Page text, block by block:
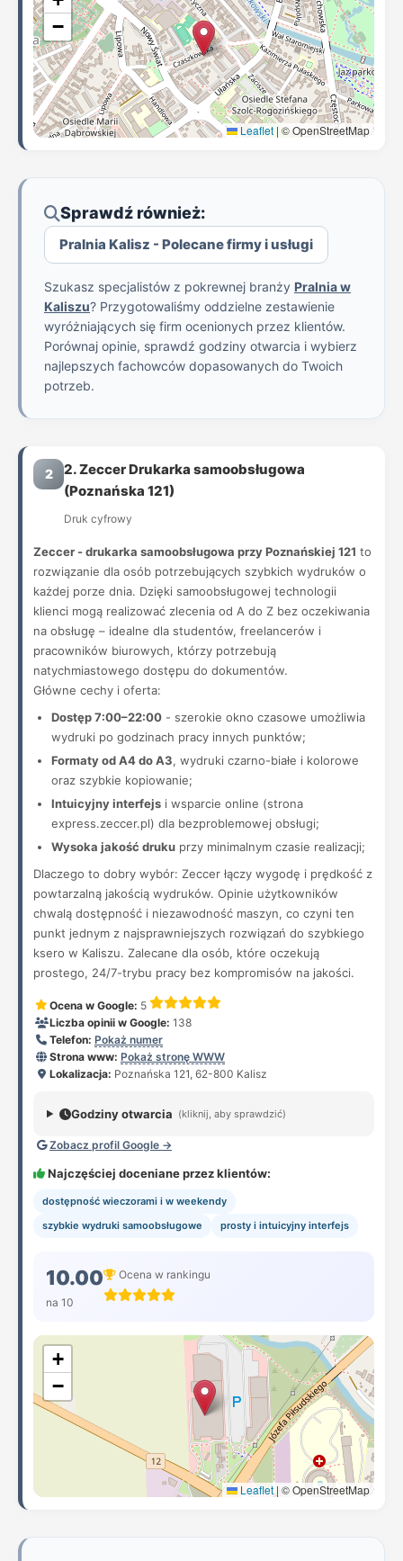
−
Leaflet | © OpenStreetMap
Sprawdź również:
Pralnia Kalisz - Polecane firmy i usługi
Szukasz specjalistów z pokrewnej branży Pralnia w
Kaliszu? Przygotowaliśmy oddzielne zestawienie
wyróżniających się firm ocenionych przez klientów.
Porównaj opinie, sprawdź godziny otwarcia i wybierz
najlepszych fachowców dopasowanych do Twoich
potrzeb.
2
2. Zeccer Drukarka samoobsługowa
(Poznańska 121)
Druk cyfrowy
Zeccer - drukarka samoobsługowa przy Poznańskiej 121 to
rozwiązanie dla osób potrzebujących szybkich wydruków o
każdej porze dnia. Dzięki samoobsługowej technologii
klienci mogą realizować zlecenia od A do Z bez oczekiwania
na obsługę – idealne dla studentów, freelancerów i
pracowników biurowych, którzy potrzebują
natychmiastowego dostępu do dokumentów.
Główne cechy i oferta:
Dostęp 7:00–22:00 - szerokie okno czasowe umożliwia
wydruki po godzinach pracy innych punktów;
Formaty od A4 do A3, wydruki czarno-białe i kolorowe
oraz szybkie kopiowanie;
Intuicyjny interfejs i wsparcie online (strona
express.zeccer.pl) dla bezproblemowej obsługi;
Wysoka jakość druku przy minimalnym czasie realizacji;
Dlaczego to dobry wybór: Zeccer łączy wygodę i prędkość z
powtarzalną jakością wydruków. Opinie użytkowników
chwalą dostępność i niezawodność maszyn, co czyni ten
punkt jednym z najsprawniejszych rozwiązań do szybkiego
ksero w Kaliszu. Zalecane dla osób, które oczekują
prostego, 24/7-trybu pracy bez kompromisów na jakości.
Ocena w Google: 5
Liczba opinii w Google: 138
Telefon: Pokaż numer
Strona www: Pokaż stronę WWW
Lokalizacja: Poznańska 121, 62-800 Kalisz
Godziny otwarcia (kliknij, aby sprawdzić)
Zobacz profil Google →
Najczęściej doceniane przez klientów:
dostępność wieczorami i w weekendy
szybkie wydruki samoobsługowe
prosty i intuicyjny interfejs
10.00
na 10
Ocena w rankingu
+
−
Leaflet | © OpenStreetMap